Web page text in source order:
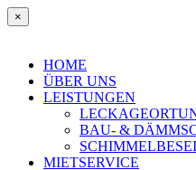
×
HOME
ÜBER UNS
LEISTUNGEN
BAU- &
MIETSERVICE